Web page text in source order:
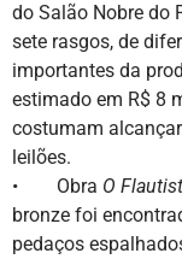
do Salão Nobre do
sete rasgos, de
importantes da
estimado em R$ 8
costumam
leilões.
• Obra O
bronze foi
pedaços